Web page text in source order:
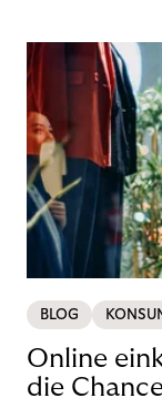
BLOG
Online
die